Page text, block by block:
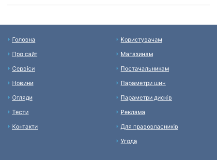
Головна
Про сайт
Сервіси
Новини
Огляди
Тести
Контакти
Користувачам
Магазинам
Постачальникам
Параметри шин
Параметри дисків
Реклама
Для правовласників
Угода